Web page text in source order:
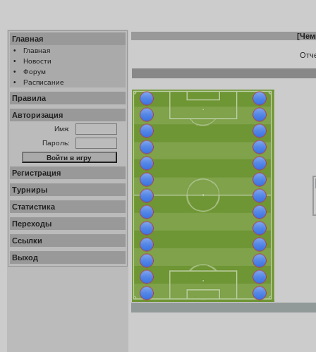
Главная
•
Главная
•
Новости
•
Форум
•
Расписание
Правила
Авторизация
Имя:
Пароль:
Регистрация
Турниры
Статистика
Переходы
Ссылки
Выход
[